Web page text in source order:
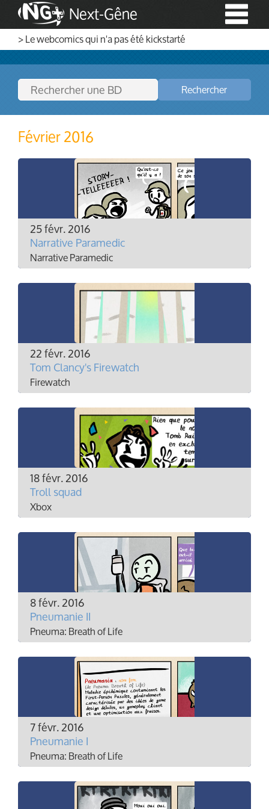
Next-Gêne
> Le webcomics qui n'a pas été kickstarté
Rechercher
Février 2016
25 févr. 2016
Narrative Paramedic
Narrative Paramedic
22 févr. 2016
Tom Clancy's Firewatch
Firewatch
18 févr. 2016
Troll squad
Xbox
8 févr. 2016
Pneumanie II
Pneuma: Breath of Life
7 févr. 2016
Pneumanie I
Pneuma: Breath of Life